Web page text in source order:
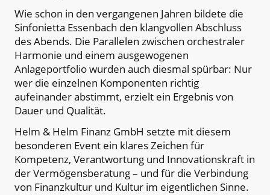
Wie schon in den vergangenen Jahren bildete die
Sinfonietta Essenbach den klangvollen Abschluss
des Abends. Die Parallelen zwischen orchestraler
Harmonie und einem ausgewogenen
Anlageportfolio wurden auch diesmal spürbar: Nur
wer die einzelnen Komponenten richtig
aufeinander abstimmt, erzielt ein Ergebnis von
Dauer und Qualität.
Helm & Helm Finanz GmbH setzte mit diesem
besonderen Event ein klares Zeichen für
Kompetenz, Verantwortung und Innovationskraft in
der Vermögensberatung – und für die Verbindung
von Finanzkultur und Kultur im eigentlichen Sinne.